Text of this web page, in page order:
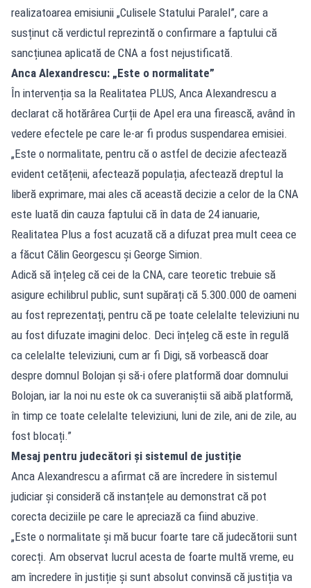
realizatoarea emisiunii „Culisele Statului Paralel”, care a
susținut că verdictul reprezintă o confirmare a faptului că
sancțiunea aplicată de CNA a fost nejustificată.
Anca Alexandrescu: „Este o normalitate”
În intervenția sa la Realitatea PLUS, Anca Alexandrescu a
declarat că hotărârea Curții de Apel era una firească, având în
vedere efectele pe care le-ar fi produs suspendarea emisiei.
„Este o normalitate, pentru că o astfel de decizie afectează
evident cetățenii, afectează populația, afectează dreptul la
liberă exprimare, mai ales că această decizie a celor de la CNA
este luată din cauza faptului că în data de 24 ianuarie,
Realitatea Plus a fost acuzată că a difuzat prea mult ceea ce
a făcut Călin Georgescu și George Simion.
Adică să înțeleg că cei de la CNA, care teoretic trebuie să
asigure echilibrul public, sunt supărați că 5.300.000 de oameni
au fost reprezentați, pentru că pe toate celelalte televiziuni nu
au fost difuzate imagini deloc. Deci înțeleg că este în regulă
ca celelalte televiziuni, cum ar fi Digi, să vorbească doar
despre domnul Bolojan și să-i ofere platformă doar domnului
Bolojan, iar la noi nu este ok ca suveraniștii să aibă platformă,
în timp ce toate celelalte televiziuni, luni de zile, ani de zile, au
fost blocați.”
Mesaj pentru judecători și sistemul de justiție
Anca Alexandrescu a afirmat că are încredere în sistemul
judiciar și consideră că instanțele au demonstrat că pot
corecta deciziile pe care le apreciază ca fiind abuzive.
„Este o normalitate și mă bucur foarte tare că judecătorii sunt
corecți. Am observat lucrul acesta de foarte multă vreme, eu
am încredere în justiție și sunt absolut convinsă că justiția va